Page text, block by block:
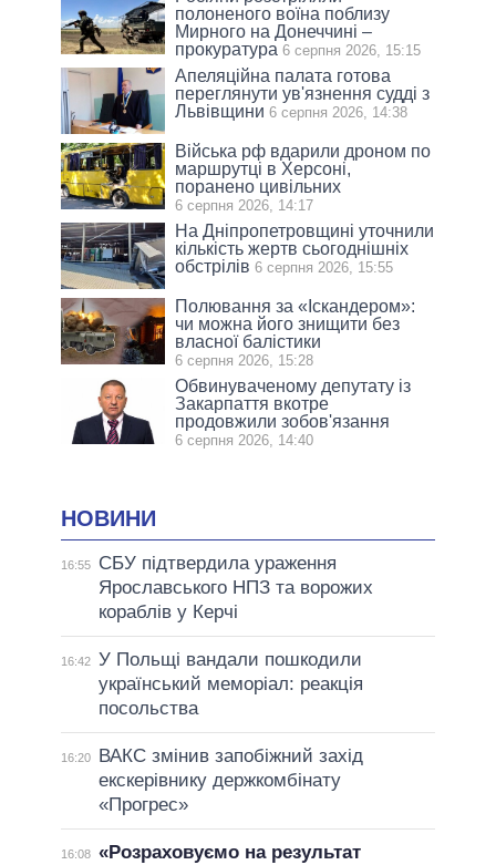
полоненого воїна поблизу
Мирного на Донеччині –
прокуратура 6 серпня 2026, 15:15
Апеляційна палата готова
переглянути ув'язнення судді з
Львівщини 6 серпня 2026, 14:38
Війська рф вдарили дроном по
маршрутці в Херсоні,
поранено цивільних
6 серпня 2026, 14:17
На Дніпропетровщині уточнили
кількість жертв сьогоднішніх
обстрілів 6 серпня 2026, 15:55
Полювання за «Іскандером»:
чи можна його знищити без
власної балістики
6 серпня 2026, 15:28
Обвинуваченому депутату із
Закарпаття вкотре
продовжили зобов'язання
6 серпня 2026, 14:40
НОВИНИ
16:55
СБУ підтвердила ураження
Ярославського НПЗ та ворожих
кораблів у Керчі
16:42 У Польщі вандали пошкодили
український меморіал: реакція
посольства
16:20
ВАКС змінив запобіжний захід
екскерівнику держкомбінату
«Прогрес»
16:08 «Розраховуємо на результат